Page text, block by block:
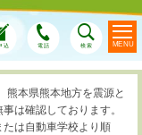
込 電話 検索
熊本県熊本地方を震源と
は確認しております。
は自動車学校より順
MENU